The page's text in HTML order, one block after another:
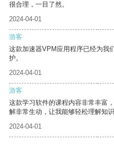
很合理，一目了然。
2024-04-01
游客
这款加速器VPM应用程序已经为我
护。
2024-04-01
游客
这款学习软件的课程内容非常丰富
解非常生动，让我能够轻松理解知识
2024-04-01